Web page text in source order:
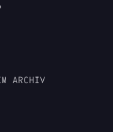
ARCHIV